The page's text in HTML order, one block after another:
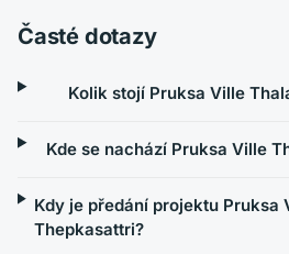
Časté dotazy
Kolik stojí Pruksa Ville
Kde se nachází Pruksa Ville
Kdy je předání projektu Pruksa
Thepkasattri?